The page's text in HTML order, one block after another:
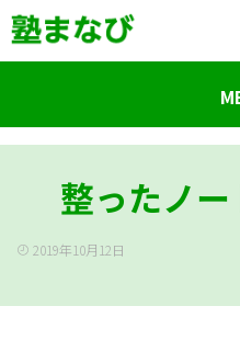
整ったノー
2019年10月12日